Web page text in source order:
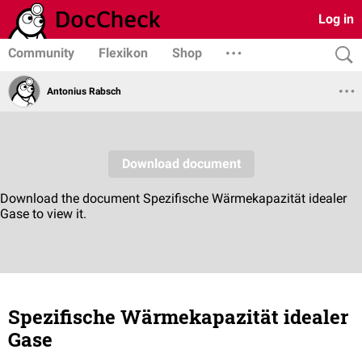
Log in
Community Flexikon Shop
Antonius Rabsch
Spezifische Wärmekapazität idealer
Gase